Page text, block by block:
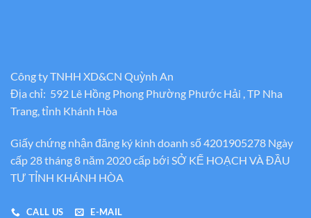
Công ty TNHH XD&CN Quỳnh An
Địa chỉ: 592 Lê Hồng Phong Phường Phước Hải , TP Nha
Trang, tỉnh Khánh Hòa
Giấy chứng nhận đăng ký kinh doanh số 4201905278 Ngày
cấp 28 tháng 8 năm 2020 cấp bới SỞ KẾ HOẠCH VÀ ĐẦU
TƯ TỈNH KHÁNH HÒA
CALL US E-MAIL